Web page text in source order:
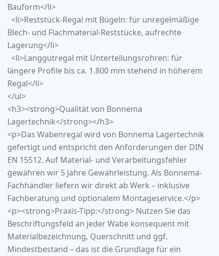
Bauform</li>
<li>Reststück-Regal mit Bügeln: für unregelmäßige
Blech- und Flachmaterial-Reststücke, aufrechte
Lagerung</li>
<li>Langgutregal mit Unterteilungsrohren: für
längere Profile bis ca. 1.800 mm stehend in höherem
Regal</li>
</ul>
<h3><strong>Qualität von Bonnema
Lagertechnik</strong></h3>
<p>Das Wabenregal wird von Bonnema Lagertechnik
gefertigt und entspricht den Anforderungen der DIN
EN 15512. Auf Material- und Verarbeitungsfehler
gewähren wir 5 Jahre Gewährleistung. Als Bonnema-
Fachhändler liefern wir direkt ab Werk – inklusive
Fachberatung und optionalem Montageservice.</p>
<p><strong>Praxis-Tipp:</strong> Nutzen Sie das
Beschriftungsfeld an jeder Wabe konsequent mit
Materialbezeichnung, Querschnitt und ggf.
Mindestbestand – das ist die Grundlage für ein